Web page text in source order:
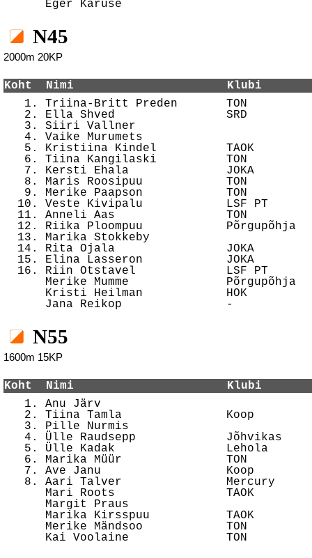
N45
2000m 20KP
Koht  Nimi                      Klubi
1. Triina-Britt Preden       TON
2. Ella Shved                SRD
3. Siiri Vallner
4. Vaike Murumets
5. Kristiina Kindel          TAOK
6. Tiina Kangilaski          TON
7. Kersti Ehala              JOKA
8. Maris Roosipuu            TON
9. Merike Paapson            TON
10. Veste Kivipalu            LSF PT
11. Anneli Aas                TON
12. Riika Ploompuu            Põrgupõhja
13. Marika Stokkeby
14. Rita Ojala                JOKA
15. Elina Lasseron            JOKA
16. Riin Otstavel             LSF PT
Merike Mumme
Kristi Heilman            HOK
N55
1600m 15KP
Koht  Nimi                      Klubi
1. Anu Järv
2. Tiina Tamla               Koop
3. Pille Nurmis
4. Ülle Raudsepp             Jõhvikas
5. Ülle Kadak                Lehola
6. Marika Müür               TON
7. Ave Janu                  Koop
8. Aari Talver               Mercury
Mari Roots                TAOK
Margit Praus
Marika Kirsspuu           TAOK
Merike Mändsoo            TON